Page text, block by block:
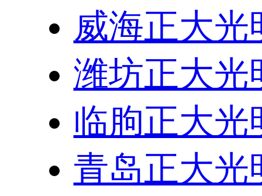
威海正大光
潍坊正大光
临朐正大光
青岛正大光